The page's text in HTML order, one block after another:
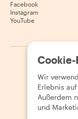
Facebook
Instagram
YouTube
2026
Wir
Erlebnis
Außerdem
und